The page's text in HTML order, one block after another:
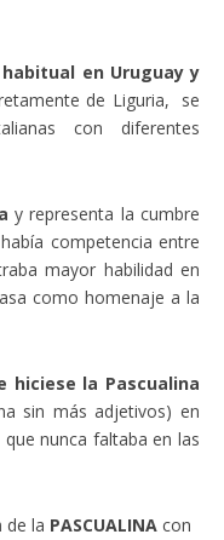
en Uruguay y
de Liguria, se
con diferentes
y representa la cumbre
competencia entre
mayor habilidad en
como homenaje a la
hiciese la Pascualina
sin más adjetivos) en
nunca faltaba en las
de la PASCUALINA con